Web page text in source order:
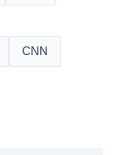
CNN